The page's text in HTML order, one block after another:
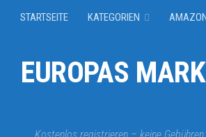
STARTSEITE KATEGORIEN
EUROPAS